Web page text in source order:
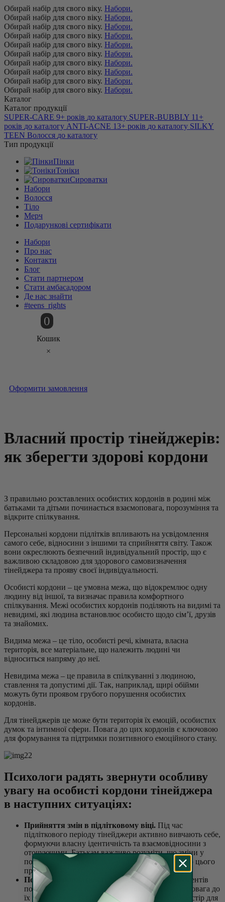
Обирай набір для свого віку. Набори.
Обирай набір для свого віку. Набори.
Обирай набір для свого віку. Набори.
Обирай набір для свого віку. Набори.
Обирай набір для свого віку. Набори.
Обирай набір для свого віку. Набори.
Обирай набір для свого віку. Набори.
Обирай набір для свого віку. Набори.
Обирай набір для свого віку. Набори.
Обирай набір для свого віку. Набори.
Каталог
Каталог продукції
SUPER-CARE 9+ років до каталогу SUPER-BUBBLY 11+
років до каталогу ANTI-ACNE 13+ років до каталогу SILKY
TEEN Волосся до каталогу
Тип продукції
Пінки
Тоніки
Сироватки
Набори
Волосся
Тіло
Мерч
Подарункові сертифікати
Набори
Про нас
Контакти
Блог
Стати партнером
Стати амбасадором
Де нас знайти
#teens_rights
0
Кошик
×
Оформити замовлення
Власний простір тінейджерів:
як зберегти здорові кордони
З правильно розставлених особистих кордонів в родині між
батьками та дітьми починається взаємоповага, порозуміння та
відкрите спілкування.
Персональні кордони підлітків впливають на усвідомлення
самого себе, відносини з іншими та сприйняття світу. Також
вони окреслюють безпечний індивідуальний простір, що є
важливою складовою для здорового самовизначення
тінейджера та прояву своєї індивідуальності.
Особисті кордони – це умовна межа, що відокремлює одну
людину від іншої, та визначає правила комфортного
спілкування. Межі особистих кордонів поділяють на видимі та
невидимі, які людина встановлює особисто щодо сімʼї, друзів
та знайомих.
Видима межа – це тіло, особисті речі, кімната, власна
територія, все матеріальне, що належить людині чи
відноситься напряму до неї.
Невидима межа – це правила в спілкуванні з людиною,
ставлення та допустимі дії. Так, наприклад, щирі обійми
можуть бути проявом грубого порушення особистих
кордонів.
Для тінейджерів це може бути територія їх емоцій, особистих
думок та інтимної сфери. Повага до цих кордонів є ключовою
для формування та підтримки позитивного емоційного стану.
Психологи радять звернути особливу
увагу на особисті кордони тінейджера
в наступних ситуаціях:
Прийняття змін в підлітковому віці. Під час
підліткового періоду тінейджери активно вивчають себе,
формуючи власну ідентичність та взаємовідносини з
оточуючими. Батькам важливо розуміти, що зміни у
поведінці та відносинах є нормальною частиною цього
процесу і не боятись цього.
Повага до приватності.
Один із ключових елементів
поваги до особистих кордонів тінейджера – це повага до
їх приватності. Варто забезпечити підліткам простір для